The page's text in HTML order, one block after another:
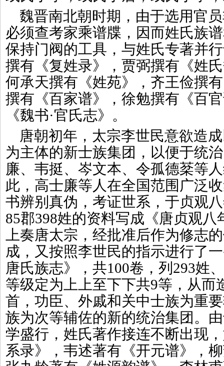
魏晋南北朝时期，由于选用官
必须查考家乘谱牒，因而姓氏族
保持门阀的工具，与姓氏专著并
撰有《复姓录》，贾弼撰有《姓
何承天撰有《姓苑》，齐王俭撰
撰有《百家谱》，徐勉撰有《百
《魏书·官氏志》。
唐朝初年，太宗李世民意欲造
为主体的新士族集团，以便于统
廉、韦挺、岑文本、令孤德棻等
此，高士廉等人在全国范围广泛
书辨别真伪，考证世系，于贞观
85郡398姓的资料写成《唐贞观
上奏唐太宗，经批准后作为修志
成，又按照李世民的指示进行了
唐氏族志》，共100卷，列293姓
等级定为上上至下下共9等，从而
首，功臣、外戚和关中士族为重
族为次等辅佐的新的统治集团。
学盛行，姓氏著作接连不断出现
系录》，韦述著有《开元谱》，